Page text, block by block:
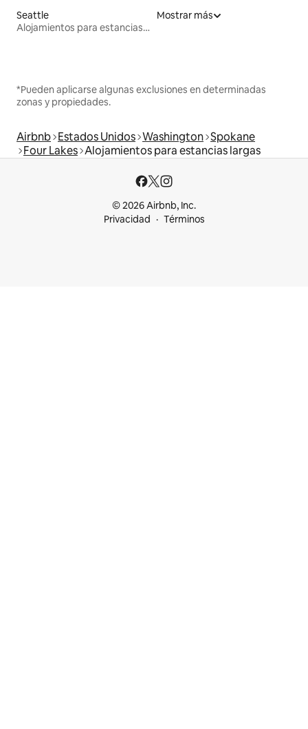
Seattle
Alojamientos para estancias largas
Mostrar más
*Pueden aplicarse algunas exclusiones en determinadas
zonas y propiedades.
Airbnb Estados Unidos Washington Spokane
Four Lakes Alojamientos para estancias largas
© 2026 Airbnb, Inc.
Privacidad
Términos